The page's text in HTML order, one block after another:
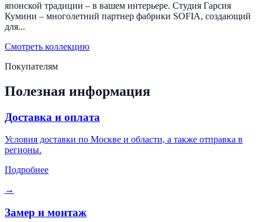
японской традиции – в вашем интерьере. Студия Гарсия
Кумини – многолетний партнер фабрики SOFIA, создающий
для...
Смотреть коллекцию
Покупателям
Полезная информация
Доставка и оплата
Условия доставки по Москве и области, а также отправка в
регионы.
Подробнее
→
Замер и монтаж